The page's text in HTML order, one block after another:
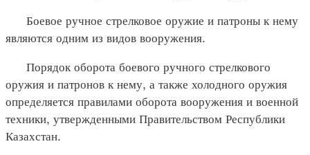
Боевое ручное стрелковое оружие и патроны к нему
являются одним из видов вооружения.
Порядок оборота боевого ручного стрелкового
оружия и патронов к нему, а также холодного оружия
определяется правилами оборота вооружения и военной
техники, утвержденными Правительством Республики
Казахстан.